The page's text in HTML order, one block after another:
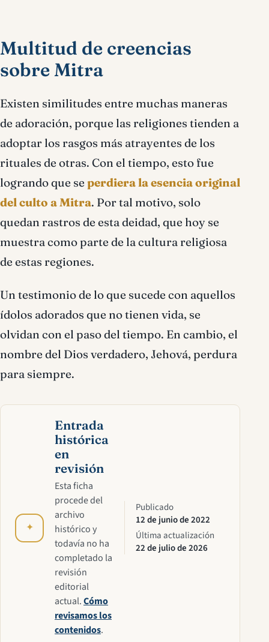
Multitud de creencias
sobre Mitra
Existen similitudes entre muchas maneras
de adoración, porque las religiones tienden a
adoptar los rasgos más atrayentes de los
rituales de otras. Con el tiempo, esto fue
logrando que se perdiera la esencia original
del culto a Mitra. Por tal motivo, solo
quedan rastros de esta deidad, que hoy se
muestra como parte de la cultura religiosa
de estas regiones.
Un testimonio de lo que sucede con aquellos
ídolos adorados que no tienen vida, se
olvidan con el paso del tiempo. En cambio, el
nombre del Dios verdadero, Jehová, perdura
para siempre.
✦
Entrada
histórica
en
revisión
Esta ficha
procede del
archivo
histórico y
todavía no ha
completado la
revisión
editorial
actual.Cómo
revisamos los
contenidos.
Publicado
12 de junio de 2022
Última actualización
22 de julio de 2026